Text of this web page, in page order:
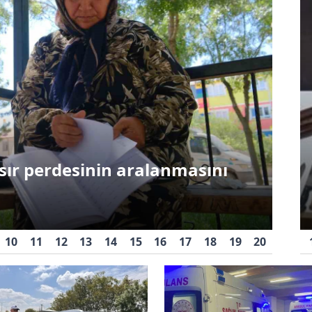
perdesinin aralanmasını
10 11 12 13 14 15 16 17 18 19 20
Çevre
Öğretmenler Günü
anısına fidanlar
toprakla buluşturuldu